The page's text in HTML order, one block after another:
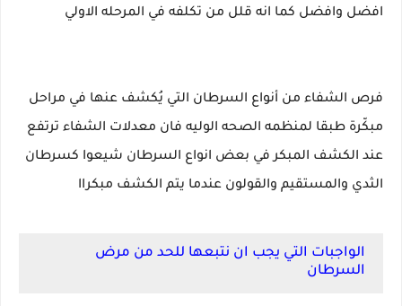
افضل وافضل كما انه قلل من تكلفه في المرحله الاولي
فرص الشفاء من أنواع السرطان التي يُكشف عنها في مراحل
مبكّرة طبقا لمنظمه الصحه الوليه فان معدلات الشفاء ترتفع
عند الكشف المبكر في بعض انواع السرطان شيعوا كسرطان
الثدي والمستقيم والقولون عندما يتم الكشف مبكراا
الواجبات التي يجب ان نتبعها للحد من مرض
السرطان